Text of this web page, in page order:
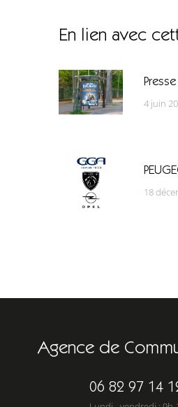
En lien avec
4 juin
18
Agence de
06 82 97 14